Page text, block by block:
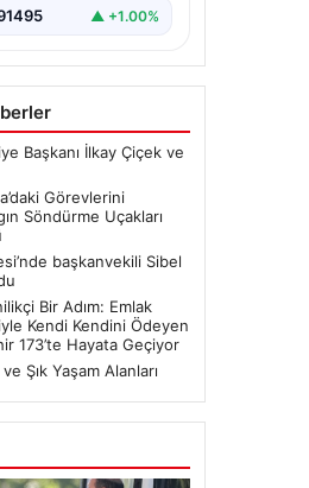
▲ +1.00%
Başkanı İlkay Çiçek ve
Görevlerini
Söndürme Uçakları
başkanvekili Sibel
Bir Adım: Emlak
Kendi Kendini Ödeyen
173’te Hayata Geçiyor
Şık Yaşam Alanları